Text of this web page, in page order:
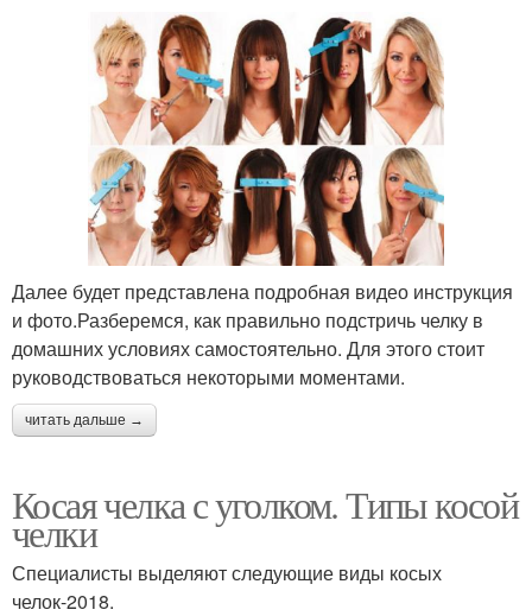
Далее будет представлена подробная видео инструкция
и фото.Разберемся, как правильно подстричь челку в
домашних условиях самостоятельно. Для этого стоит
руководствоваться некоторыми моментами.
читать дальше →
Косая челка с уголком. Типы косой
челки
Специалисты выделяют следующие виды косых
челок-2018.